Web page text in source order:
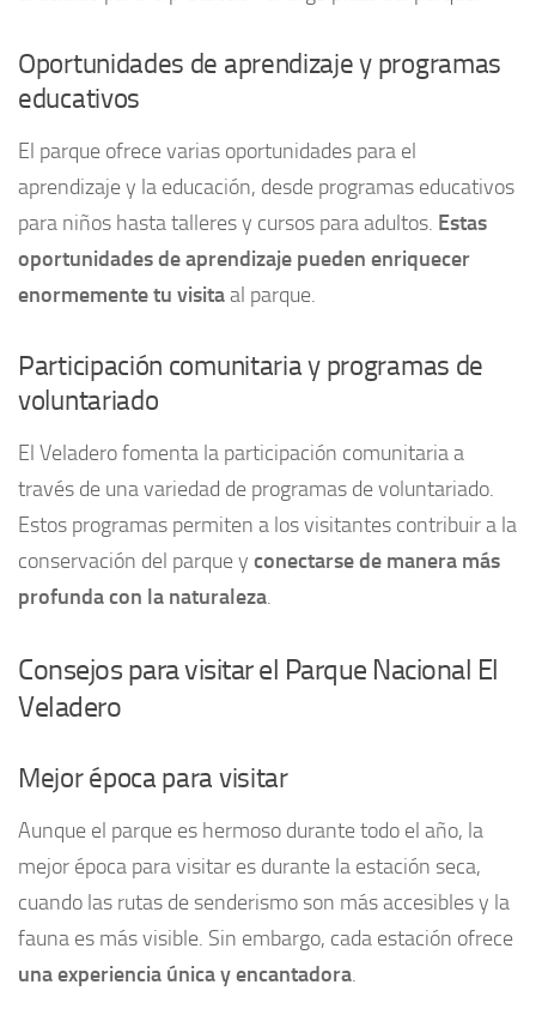
Oportunidades de aprendizaje y programas
educativos
El parque ofrece varias oportunidades para el
aprendizaje y la educación, desde programas educativos
para niños hasta talleres y cursos para adultos. Estas
oportunidades de aprendizaje pueden enriquecer
enormemente tu visitaal parque.
Participación comunitaria y programas de
voluntariado
El Veladero fomenta la participación comunitaria a
través de una variedad de programas de voluntariado.
Estos programas permiten a los visitantes contribuir a la
conservación del parque y conectarse de manera más
profunda con la naturaleza.
Consejos para visitar el Parque Nacional El
Veladero
Mejor época para visitar
Aunque el parque es hermoso durante todo el año, la
mejor época para visitar es durante la estación seca,
cuando las rutas de senderismo son más accesibles y la
fauna es más visible. Sin embargo, cada estación ofrece
una experiencia única y encantadora.